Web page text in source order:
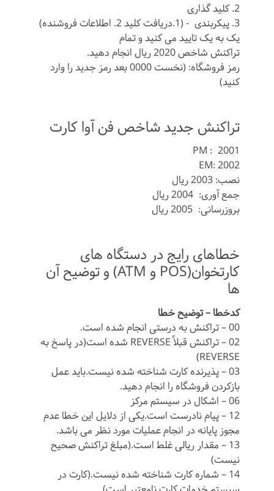
2. کلید گذاری
3. پیکربندی - (1.دریافت کلید 2. اطلاعات فروشنده)
یک به یک تایید می کنید و تمام
تراکنش شاخص 2020 ریال انجام دهید.
رمز فروشگاه: (نخست 0000 بعد رمز جدید را وارد
کنید)
تراکنش جدید شاخص فن آوا کارت
PM : 2001
EM: 2002
نصب: 2003 ریال
جمع آوری: 2004 ریال
بروزرسانی: 2005 ریال
خطاهای رایج در دستگاه های
کارتخوان(POS و ATM) و توضیح آن
ها
کدخطا – توضیح خطا
00 – تراکنش به درستی انجام شده است.
02 – تراکنش قبلاً REVERSE شده است(در پاسخ به
REVERSE)
03 – پذیرنده کارت شناخته شده نیست.باید عمل
بازکردن فروشگاه را انجام دهید.
06 – اشکال در سیستم مرکز
12 – پیام نادرست است.یکی از دلایل این خطا عدم
مجوز پایانه در انجام عملیات مورد نظر می باشد.
13 – مقدار ریالی غلط است.(مبلغ تراکنش صحیح
نیست)
14 – شماره کارت شناخته شده نیست.(کارت در